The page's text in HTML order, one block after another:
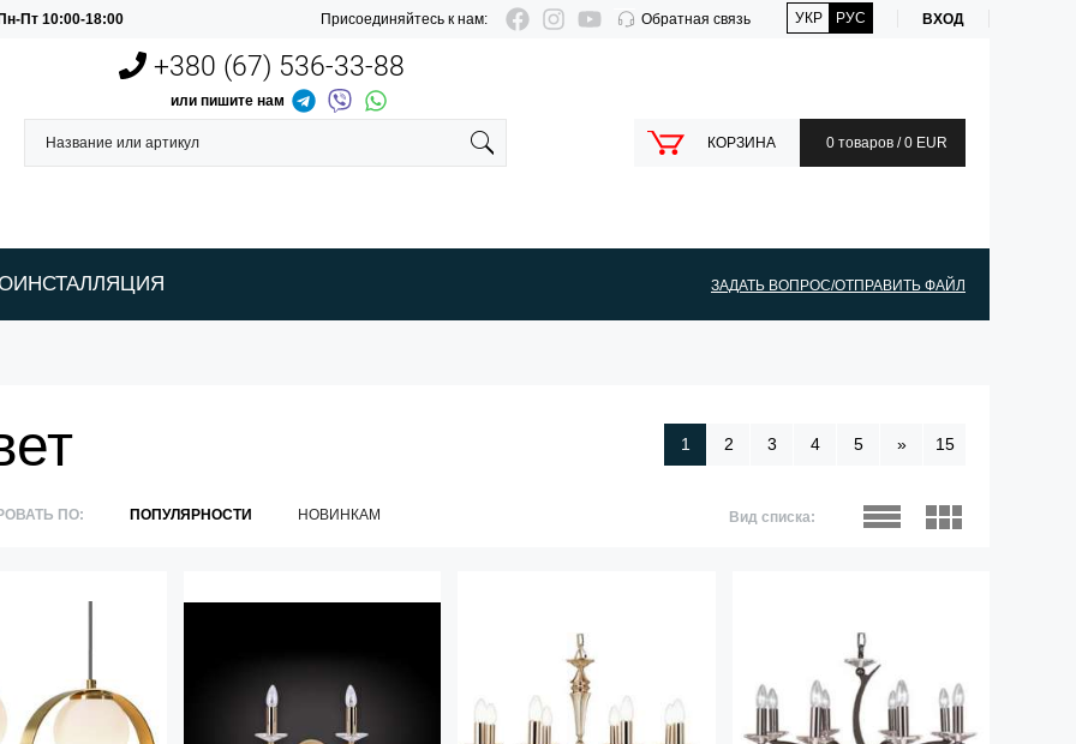
Пт 10:00-18:00 Присоединяйтесь к нам: ВХОД
УКР РУС
Обратная связь
0 товаров / 0 EUR
КОРЗИНА
+380 (67) 536-33-88
или пишите нам
ЗАДАТЬ ВОПРОС/ОТПРАВИТЬ ФАЙЛ
1 2 3 4 5 » 15
ПО: ПОПУЛЯРНОСТИ НОВИНКАМ Вид списка: